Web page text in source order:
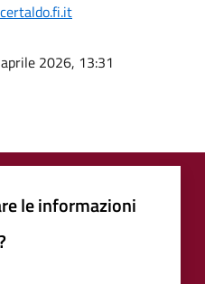
2026, 13:31
le informazioni